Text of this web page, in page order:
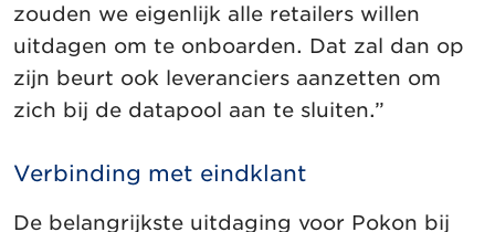
zouden we eigenlijk alle retailers willen
uitdagen om te onboarden. Dat zal dan op
zijn beurt ook leveranciers aanzetten om
zich bij de datapool aan te sluiten.”
Verbinding met eindklant
De belangrijkste uitdaging voor Pokon bij